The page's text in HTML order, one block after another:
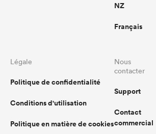
NZ
Français
Légale
Politique de confidentialité
Conditions d'utilisation
Politique en matière de cookies
Nous
contacter
Support
Contact
commercial